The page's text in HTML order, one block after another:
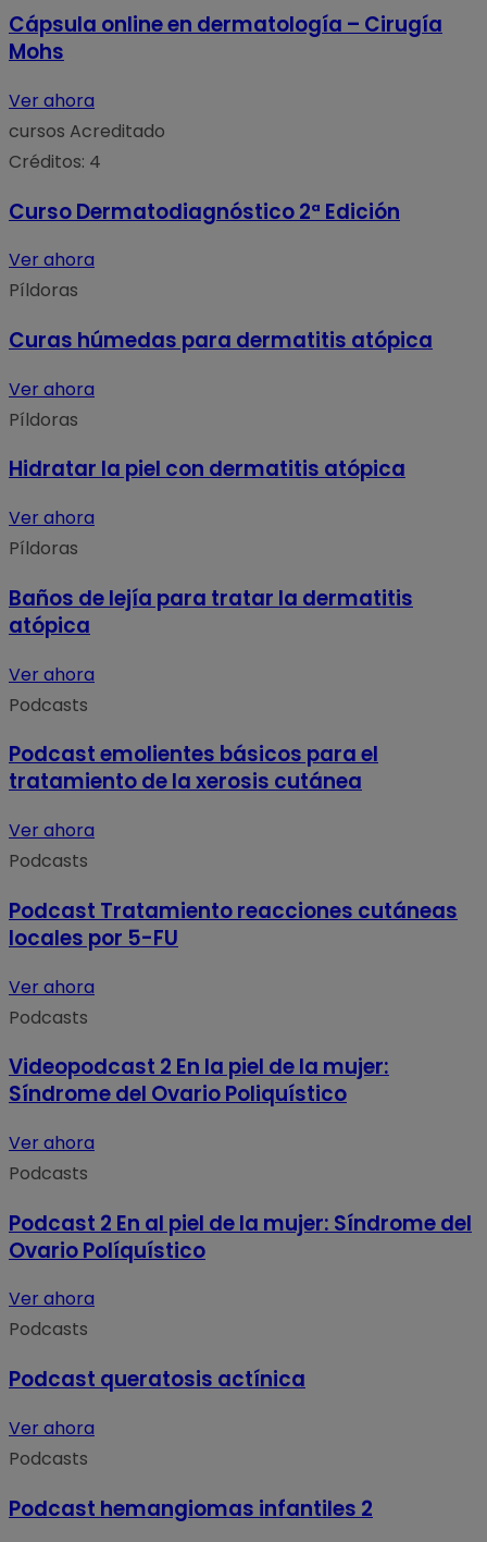
Cápsula online en dermatología – Cirugía
Mohs
Ver ahora
cursos Acreditado
Créditos: 4
Curso Dermatodiagnóstico 2ª Edición
Ver ahora
Píldoras
Curas húmedas para dermatitis atópica
Ver ahora
Píldoras
Hidratar la piel con dermatitis atópica
Ver ahora
Píldoras
Baños de lejía para tratar la dermatitis
atópica
Ver ahora
Podcasts
Podcast emolientes básicos para el
tratamiento de la xerosis cutánea
Ver ahora
Podcasts
Podcast Tratamiento reacciones cutáneas
locales por 5-FU
Ver ahora
Podcasts
Videopodcast 2 En la piel de la mujer:
Síndrome del Ovario Poliquístico
Ver ahora
Podcasts
Podcast 2 En al piel de la mujer: Síndrome del
Ovario Políquístico
Ver ahora
Podcasts
Podcast queratosis actínica
Ver ahora
Podcasts
Podcast hemangiomas infantiles 2